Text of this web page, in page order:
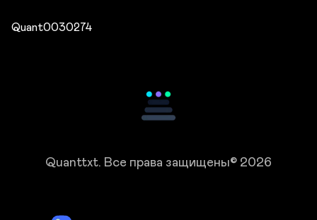
Quant0030274
Quanttxt. Все права защищены© 2026